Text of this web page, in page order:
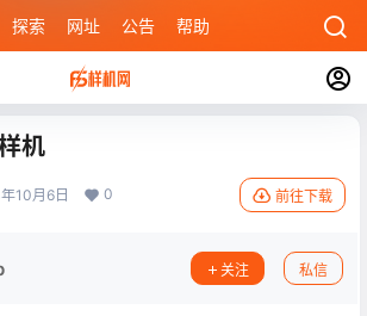
探索 网址 公告 帮助
机
10月6日 0 前往下载
关注 私信